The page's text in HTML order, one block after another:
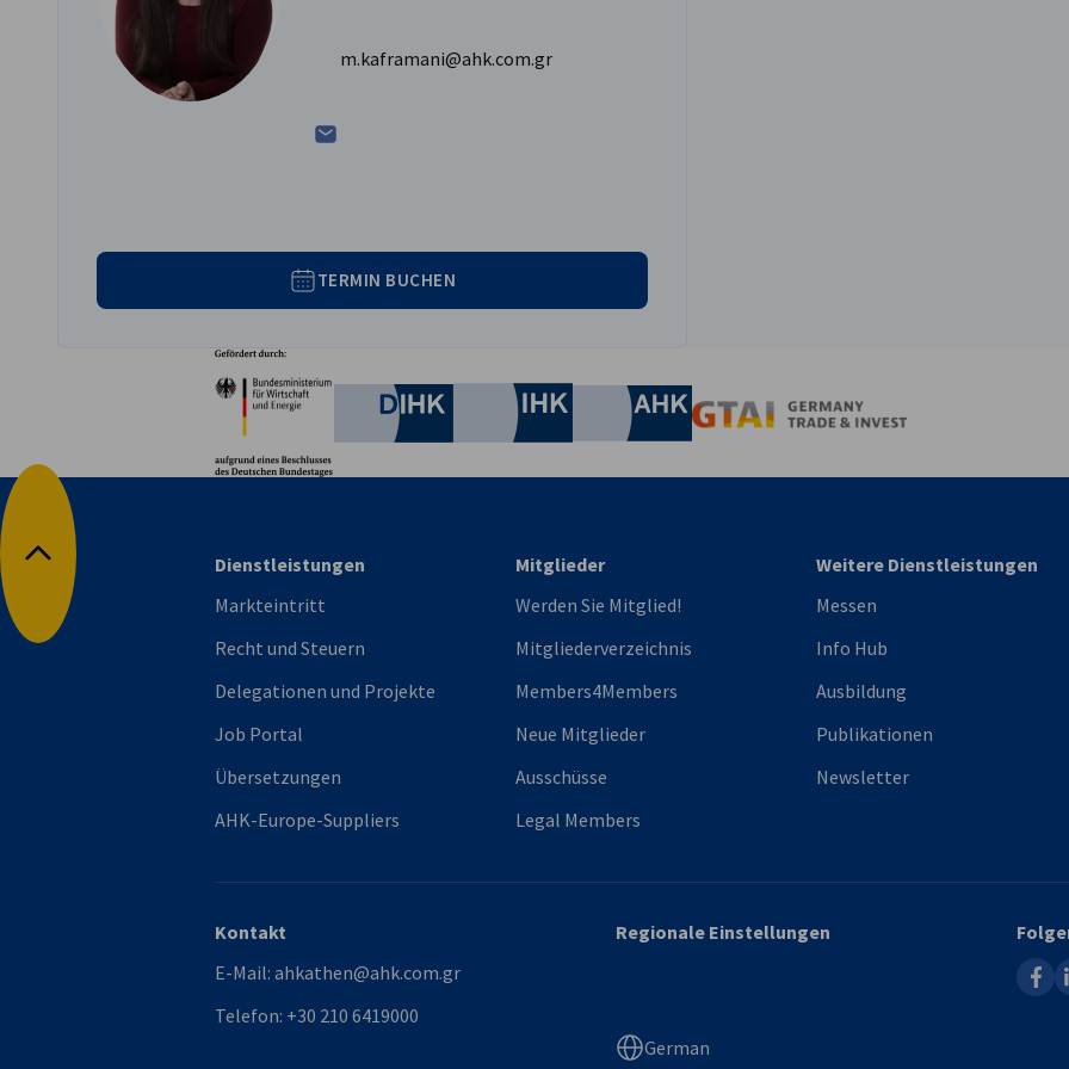
m.kaframani@ahk.com.gr
TERMIN BUCHEN
Deutsche Industrie- und Handelskammer
Industrie- und Handelskammer
AHK.de
Nach oben
Dienstleistungen
Markteintritt
Recht und Steuern
Delegationen und Projekte
Job Portal
Übersetzungen
AHK-Europe-Suppliers
Mitglieder
Werden Sie Mitglied!
Mitgliederverzeichnis
Members4Members
Neue Mitglieder
Ausschüsse
Legal Members
Weitere Dienstleistungen
Messen
Info Hub
Ausbildung
Publikationen
Newsletter
Kontakt
E-Mail: ahkathen@ahk.com.gr
Telefon: +30 210 6419000
Regionale Einstellungen
German